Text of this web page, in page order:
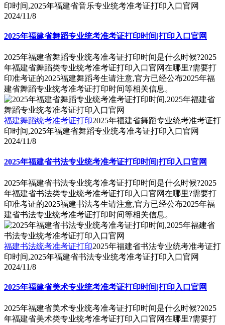
印时间,2025年福建省音乐专业统考准考证打印入口官网
2024/11/8
2025年福建省舞蹈专业统考准考证打印时间|打印入口官网
2025年福建省舞蹈专业统考准考证打印时间是什么时候?2025
年福建省舞蹈类专业统考准考证打印入口官网在哪里?需要打
印准考证的2025福建舞蹈考生请注意,官方已经公布2025年福
建省舞蹈专业统考准考证打印时间等相关信息。
福建舞蹈统考准考证打印2025年福建省舞蹈专业统考准考证打
印时间,2025年福建省舞蹈专业统考准考证打印入口官网
2024/11/8
2025年福建省书法专业统考准考证打印时间|打印入口官网
2025年福建省书法专业统考准考证打印时间是什么时候?2025
年福建省书法类专业统考准考证打印入口官网在哪里?需要打
印准考证的2025福建书法考生请注意,官方已经公布2025年福
建省书法专业统考准考证打印时间等相关信息。
福建书法统考准考证打印2025年福建省书法专业统考准考证打
印时间,2025年福建省书法专业统考准考证打印入口官网
2024/11/8
2025年福建省美术专业统考准考证打印时间|打印入口官网
2025年福建省美术专业统考准考证打印时间是什么时候?2025
年福建省美术类专业统考准考证打印入口官网在哪里?需要打